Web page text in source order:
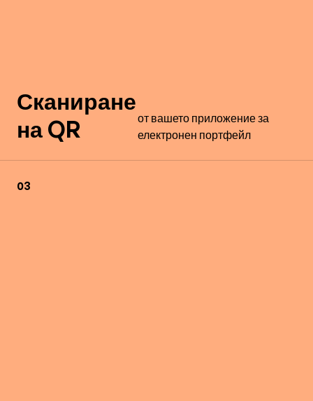
Сканиране
на QR
от вашето приложение за
електронен портфейл
03